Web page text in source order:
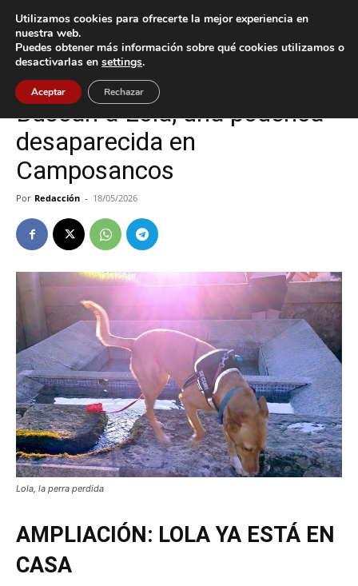
Inicio A Guarda
A Guarda
Buscan a Lola, una podenca
desaparecida en
Camposancos
Por Redacción - 18/05/2026
Lola, la perra perdida
AMPLIACIÓN: LOLA YA ESTÁ EN
CASA
Utilizamos cookies para ofrecerte la mejor experiencia en
nuestra web.
Puedes obtener más información sobre qué cookies utilizamos o
desactivarlas en settings.
Aceptar Rechazar